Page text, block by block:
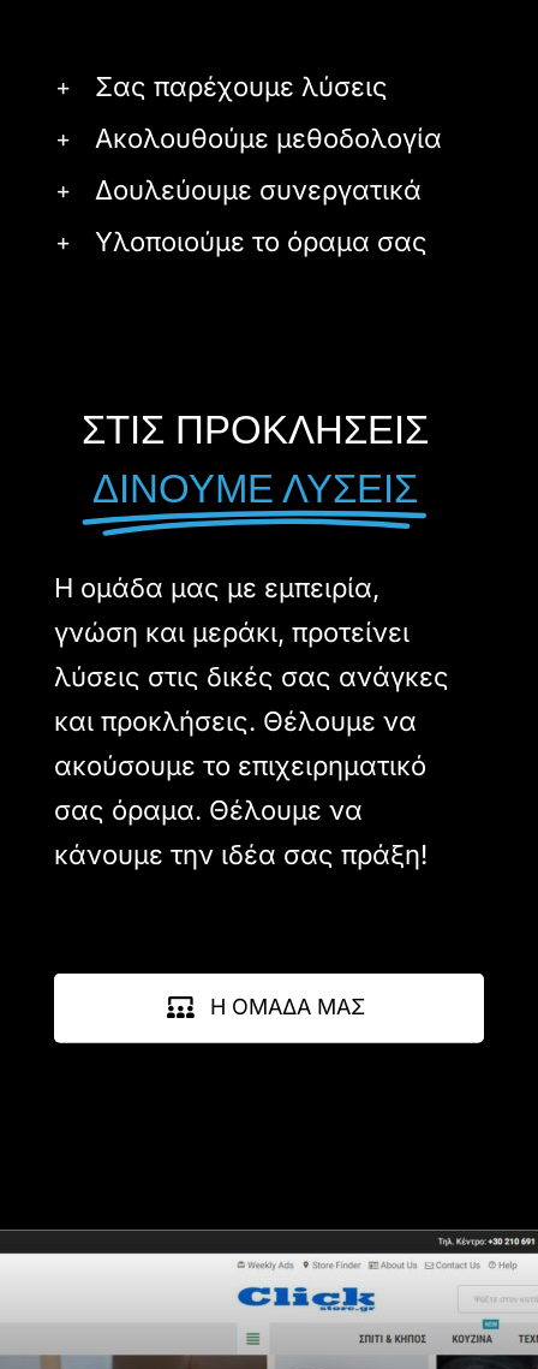
Σας παρέχουμε λύσεις
Ακολουθούμε μεθοδολογία
Δουλεύουμε συνεργατικά
Υλοποιούμε το όραμα σας
ΣΤΙΣ ΠΡΟΚΛΗΣΕΙΣ
ΔΙΝΟΥΜΕ ΛΥΣΕΙΣ
Η ομάδα μας με εμπειρία,
γνώση και μεράκι, προτείνει
λύσεις στις δικές σας ανάγκες
και προκλήσεις. Θέλουμε να
ακούσουμε το επιχειρηματικό
σας όραμα. Θέλουμε να
κάνουμε την ιδέα σας πράξη!
Η ΟΜΑΔΑ ΜΑΣ